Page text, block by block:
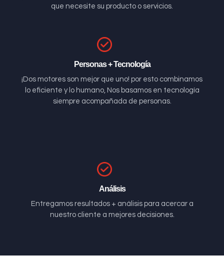
que necesite su producto o servicios.
Personas + Tecnología
¡Dos motores son mejor que uno! por esto combinamos
lo eficiente y lo humano, Nos basamos en tecnología
siempre acompañada de personas.
Análisis
Entregamos resultados + análisis para acercar a
nuestro cliente a mejores decisiones.